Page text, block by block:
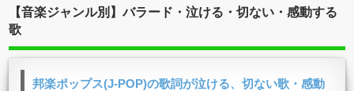
【音楽ジャンル別】バラード・泣ける・切ない・感動する
歌
邦楽ポップス(J-POP)の歌詞が泣ける、切ない歌・感動